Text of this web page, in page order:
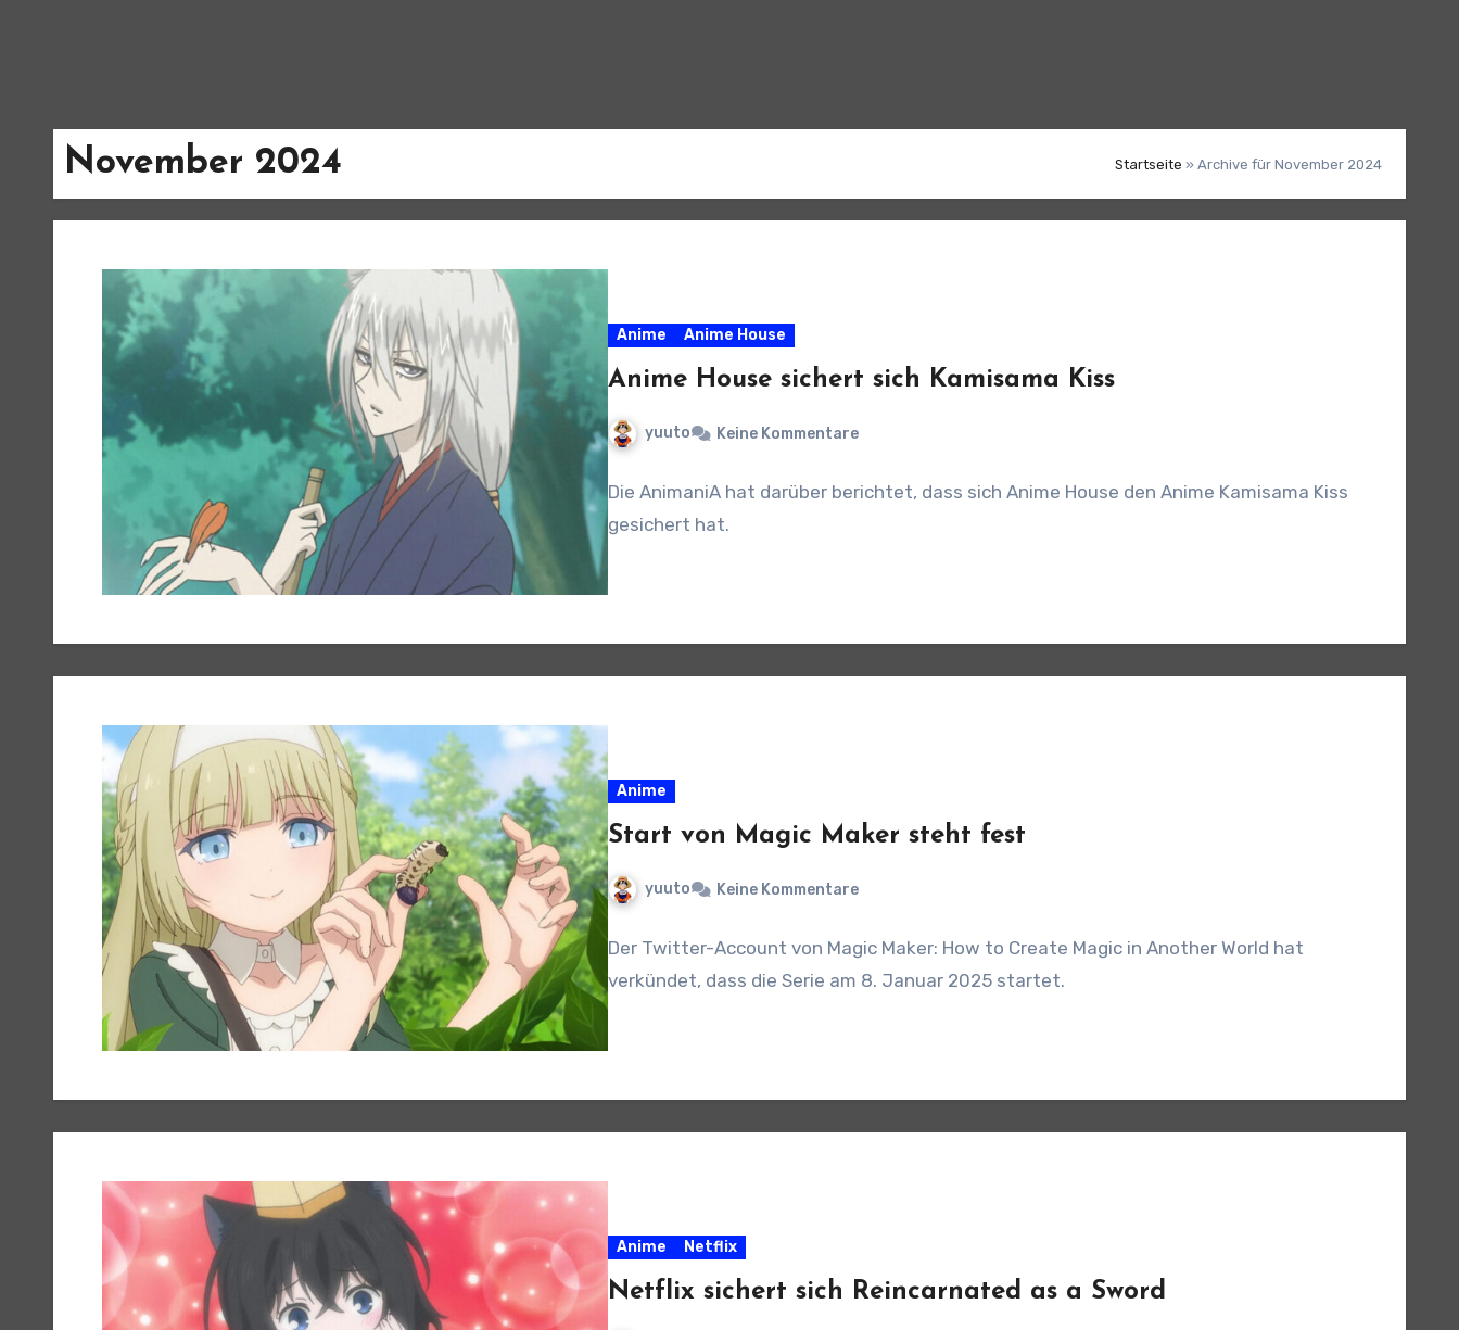
November 2024 Startseite » Archive für November 2024
Anime Anime House
Anime House sichert sich Kamisama Kiss
yuuto Keine Kommentare
Die AnimaniA hat darüber berichtet, dass sich Anime House den Anime Kamisama Kiss
gesichert hat.
Anime
Start von Magic Maker steht fest
yuuto Keine Kommentare
Der Twitter-Account von Magic Maker: How to Create Magic in Another World hat
verkündet, dass die Serie am 8. Januar 2025 startet.
Anime Netflix
Netflix sichert sich Reincarnated as a Sword